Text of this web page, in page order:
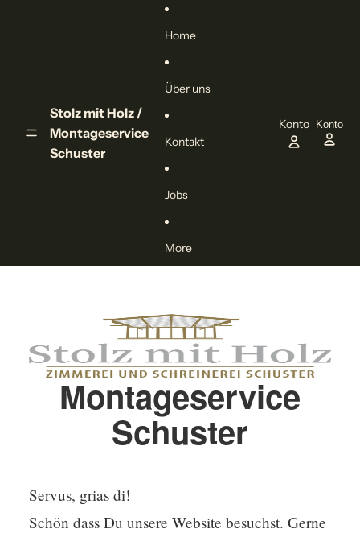
Stolz mit Holz /
Montageservice
Schuster
Home
Über uns
Kontakt
Jobs
More
Konto Konto
Montageservice
Schuster
Servus, grias di!
Schön dass Du unsere Website besuchst. Gerne